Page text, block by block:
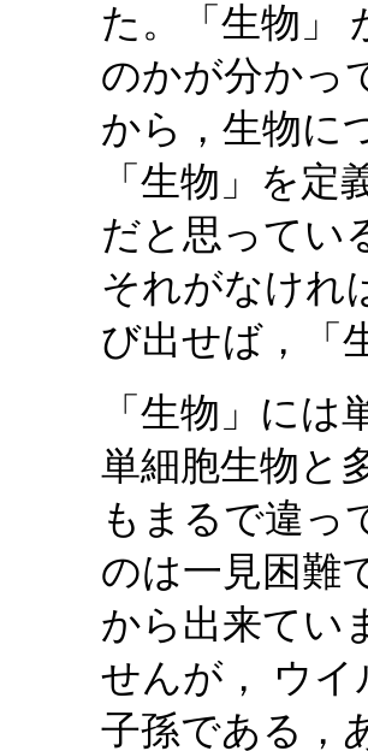
た。「生物」
のかが分かっ
から，生物に
「生物」を
だと思ってい
それがなけれ
び出せば，「
「生物」に
単細胞生物と
もまるで違っ
のは一見困難
から出来てい
せんが， ウ
子孫である，